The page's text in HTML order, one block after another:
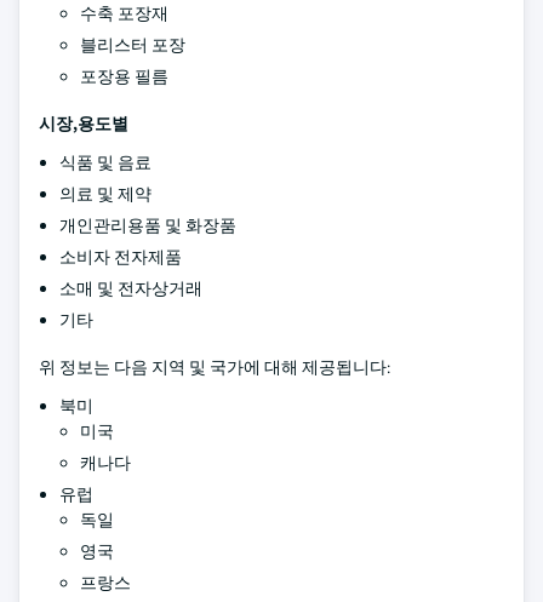
수축 포장재
블리스터 포장
포장용 필름
시장,용도별
식품 및 음료
의료 및 제약
개인관리용품 및 화장품
소비자 전자제품
소매 및 전자상거래
기타
위 정보는 다음 지역 및 국가에 대해 제공됩니다:
북미
미국
캐나다
유럽
독일
영국
프랑스